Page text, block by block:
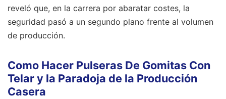
reveló que, en la carrera por abaratar costes, la
seguridad pasó a un segundo plano frente al volumen
de producción.
Como Hacer Pulseras De Gomitas Con
Telar y la Paradoja de la Producción
Casera